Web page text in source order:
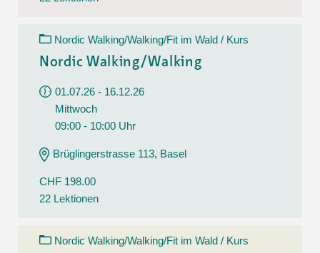
Nordic Walking/Walking/Fit im Wald / Kurs
Nordic Walking/Walking
01.07.26 - 16.12.26
Mittwoch
09:00 - 10:00 Uhr
Brüglingerstrasse 113, Basel
CHF 198.00
22 Lektionen
Nordic Walking/Walking/Fit im Wald / Kurs